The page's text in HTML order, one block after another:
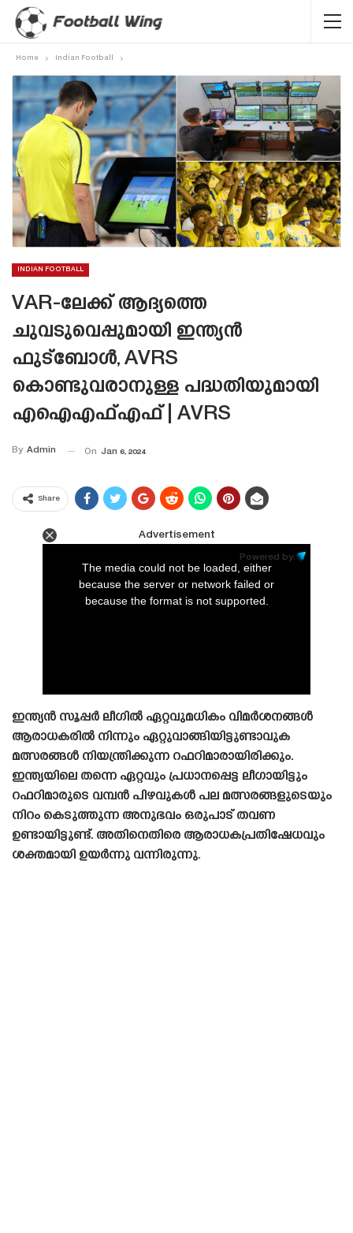
Home Indian Football
INDIAN FOOTBALL
VAR-ലേക്ക് ആദ്യത്തെ
ചുവടുവെപ്പുമായി ഇന്ത്യൻ
ഫുട്ബോൾ, AVRS
കൊണ്ടുവരാനുള്ള പദ്ധതിയുമായി
എഐഎഫ്എഫ് | AVRS
By Admin On Jan 6, 2024
Share
Advertisement
Powered by:
The media could not be loaded, either
because the server or network failed or
because the format is not supported.
ഇന്ത്യൻ സൂപ്പർ ലീഗിൽ ഏറ്റവുമധികം വിമർശനങ്ങൾ
ആരാധകരിൽ നിന്നും ഏറ്റുവാങ്ങിയിട്ടുണ്ടാവുക
മത്സരങ്ങൾ നിയന്ത്രിക്കുന്ന റഫറിമാരായിരിക്കും.
ഇന്ത്യയിലെ തന്നെ ഏറ്റവും പ്രധാനപ്പെട്ട ലീഗായിട്ടും
റഫറിമാരുടെ വമ്പൻ പിഴവുകൾ പല മത്സരങ്ങളുടെയും
നിറം കെടുത്തുന്ന അനുഭവം ഒരുപാട് തവണ
ഉണ്ടായിട്ടുണ്ട്. അതിനെതിരെ ആരാധകപ്രതിഷേധവും
ശക്തമായി ഉയർന്നു വന്നിരുന്നു.